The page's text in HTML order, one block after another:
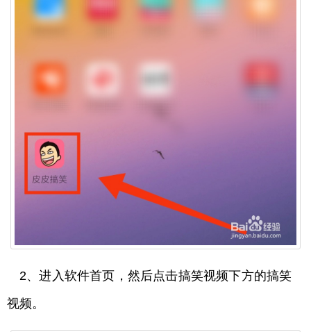
2、进入软件首页，然后点击搞笑视频下方的搞笑
视频。